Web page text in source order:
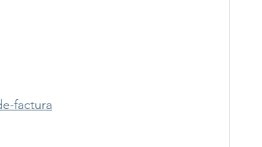
factura